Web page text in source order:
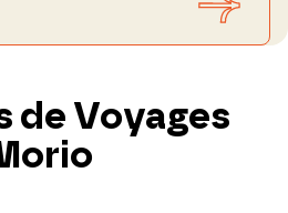
de Voyages